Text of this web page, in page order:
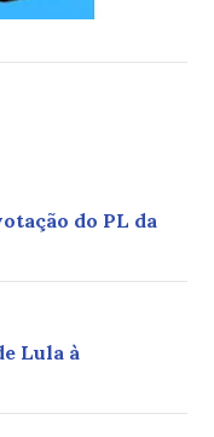
do PL da
Lula à